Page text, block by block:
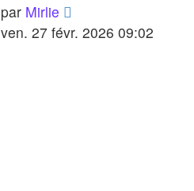
par Mirlie
ven. 27 févr. 2026 09:02